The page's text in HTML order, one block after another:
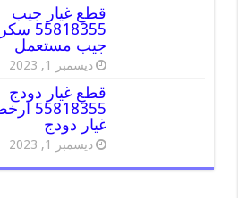
قطع غيار جيب
جيب مستعمل
ديسمبر 1, 2023
قطع غيار دودج
غيار دودج
ديسمبر 1, 2023